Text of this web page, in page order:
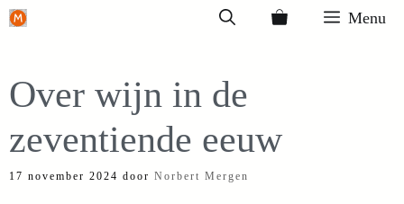
Ga
inhoud
Menu
Over wijn in de
zeventiende eeuw
17 november 2024 door Norbert Mergen